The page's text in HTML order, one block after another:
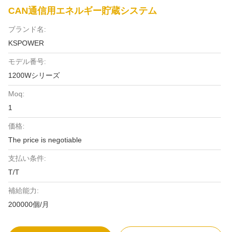
CAN通信用エネルギー貯蔵システム
ブランド名:
KSPOWER
モデル番号:
1200Wシリーズ
Moq:
1
価格:
The price is negotiable
支払い条件:
T/T
補給能力:
200000個/月